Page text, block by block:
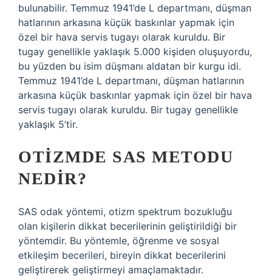
bulunabilir. Temmuz 1941’de L departmanı, düşman
hatlarının arkasına küçük baskınlar yapmak için
özel bir hava servis tugayı olarak kuruldu. Bir
tugay genellikle yaklaşık 5.000 kişiden oluşuyordu,
bu yüzden bu isim düşmanı aldatan bir kurgu idi.
Temmuz 1941’de L departmanı, düşman hatlarının
arkasına küçük baskınlar yapmak için özel bir hava
servis tugayı olarak kuruldu. Bir tugay genellikle
yaklaşık 5’tir.
OTIZMDE SAS METODU
NEDIR?
SAS odak yöntemi, otizm spektrum bozukluğu
olan kişilerin dikkat becerilerinin geliştirildiği bir
yöntemdir. Bu yöntemle, öğrenme ve sosyal
etkileşim becerileri, bireyin dikkat becerilerini
geliştirerek geliştirmeyi amaçlamaktadır.